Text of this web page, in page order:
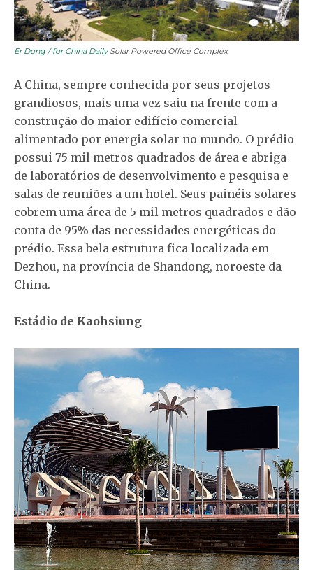
Er Dong / for China DailySolar Powered Office Complex
A China, sempre conhecida por seus projetos
grandiosos, mais uma vez saiu na frente com a
construção do maior edifício comercial
alimentado por energia solar no mundo. O prédio
possui 75 mil metros quadrados de área e abriga
de laboratórios de desenvolvimento e pesquisa e
salas de reuniões a um hotel. Seus painéis solares
cobrem uma área de 5 mil metros quadrados e dão
conta de 95% das necessidades energéticas do
prédio. Essa bela estrutura fica localizada em
Dezhou, na província de Shandong, noroeste da
China.
Estádio de Kaohsiung